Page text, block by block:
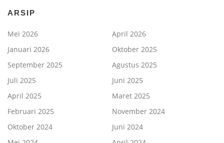
ARSIP
Mei 2026
April 2026
Januari 2026
Oktober 2025
September 2025
Agustus 2025
Juli 2025
Juni 2025
April 2025
Maret 2025
Februari 2025
November 2024
Oktober 2024
Juni 2024